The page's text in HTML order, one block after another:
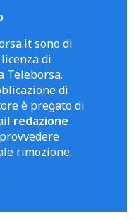
sono di
di
Teleborsa.
di
è pregato di
redazione
rimozione.